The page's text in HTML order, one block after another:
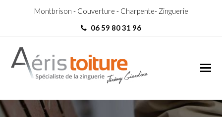
Montbrison - Couverture - Charpente- Zinguerie
06 59 80 31 96
Zingueur Saint-Étienne-2